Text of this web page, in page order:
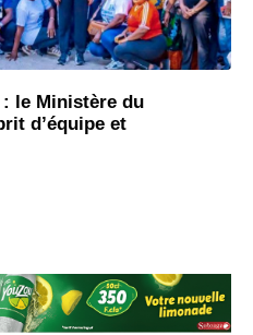
le Ministère du
d’équipe et